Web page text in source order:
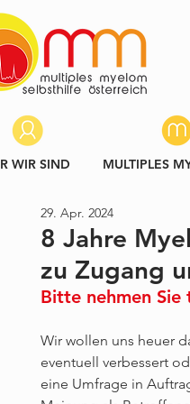
WIR SIND MULTIPLES
8 Jahre
zu Zugang
29. Apr. 2024
Bitte nehmen
Wir wollen uns heuer
eventuell verbessert
eine Umfrage in